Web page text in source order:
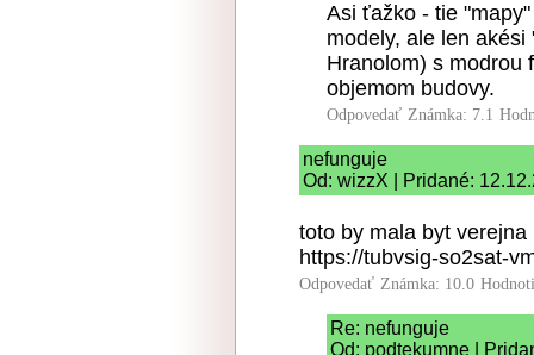
Asi ťažko - tie
modely, ale len
Hranolom) s modrou
objemom budovy.
Odpovedať Známka: 7.1
nefunguje
Od: wizzX | Pridané:
toto by mala byt
https://tubvsig-so2sat-
Odpovedať Známka: 10.0
Re: nefunguje
Od: podtekumne |